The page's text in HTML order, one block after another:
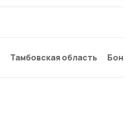
Тамбовская область